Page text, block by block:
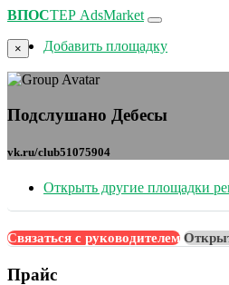
ВПОСТЕР AdsMarket
Добавить площадку
×
Подслушано Дебесы
vk.ru/club51075904
Открыть другие площадки
Связаться с руководителем
Прайс